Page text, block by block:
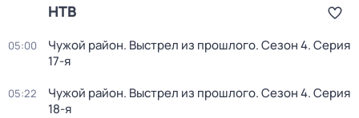
НТВ
05:00 Чужой район. Выстрел из прошлого. Сезон 4. Серия
17-я
05:22 Чужой район. Выстрел из прошлого. Сезон 4. Серия
18-я